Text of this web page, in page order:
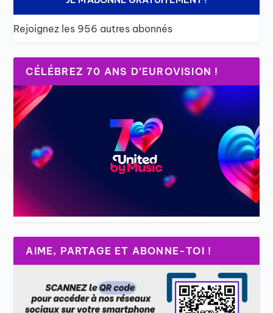
Rejoignez les 956 autres abonnés
CÉLÉBREZ 70 ANS D’EUROVISION !
AIME, PARTAGE ET ABONNE-TOI !